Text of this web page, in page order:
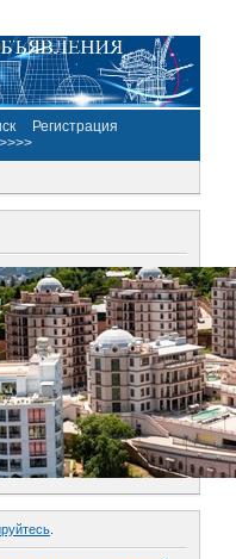
Регистрация